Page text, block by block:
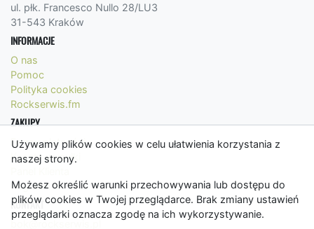
Używamy plików cookies w celu ułatwienia korzystania z
naszej strony.
Możesz określić warunki przechowywania lub dostępu do
plików cookies w Twojej przeglądarce. Brak zmiany ustawień
przeglądarki oznacza zgodę na ich wykorzystywanie.
ul. płk. Francesco Nullo 28/LU3
31-543 Kraków
INFORMACJE
O nas
Pomoc
Polityka cookies
Rockserwis.fm
ZAKUPY
Formy płatności
Koszty wysyłki
Regulamin
KONTAKT
bok@rockserwis.pl